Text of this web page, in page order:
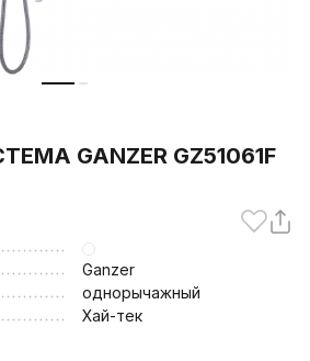
GANZER GZ51061F
Ganzer
однорычажный
Хай-тек